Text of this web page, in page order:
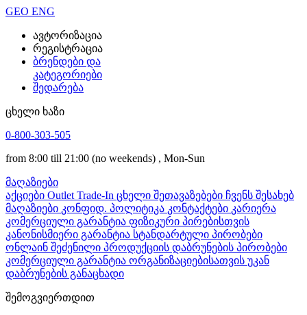
GEO ENG
ავტორიზაცია
რეგისტრაცია
ბრენდები და
კატეგორიები
შედარება
ცხელი ხაზი
0-800-303-505
from 8:00 till 21:00 (no weekends) , Mon-Sun
მაღაზიები
აქციები Outlet Trade-In ცხელი შეთავაზებები ჩვენს შესახებ
მაღაზიები კონფიდ. პოლიტიკა კონტაქტები კარიერა
კომერციული გარანტია ფიზიკური პირებისთვის
კანონისმიერი გარანტია სტანდარტული პირობები
ონლაინ შეძენილი პროდუქციის დაბრუნების პირობები
კომერციული გარანტია ორგანიზაციებისათვის უკან
დაბრუნების განაცხადი
შემოგვიერთდით